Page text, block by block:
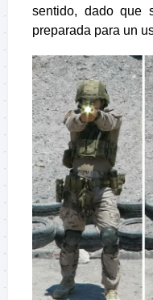
sentido, dado que
preparada para un